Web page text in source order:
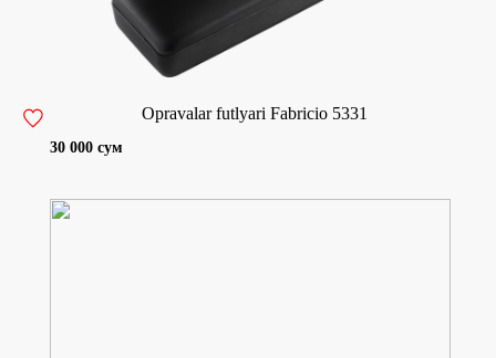
Opravalar futlyari Fabricio 5331
30 000 сум